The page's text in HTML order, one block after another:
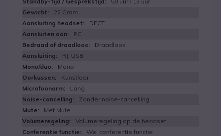
22 Gram
DECT
PC
Draadloos
RJ, USB
Mono
Kunstleer
Lang
Zonder noise-cancelling
Met Mute
Volumeregeling op de headset
Wel conferentie functie